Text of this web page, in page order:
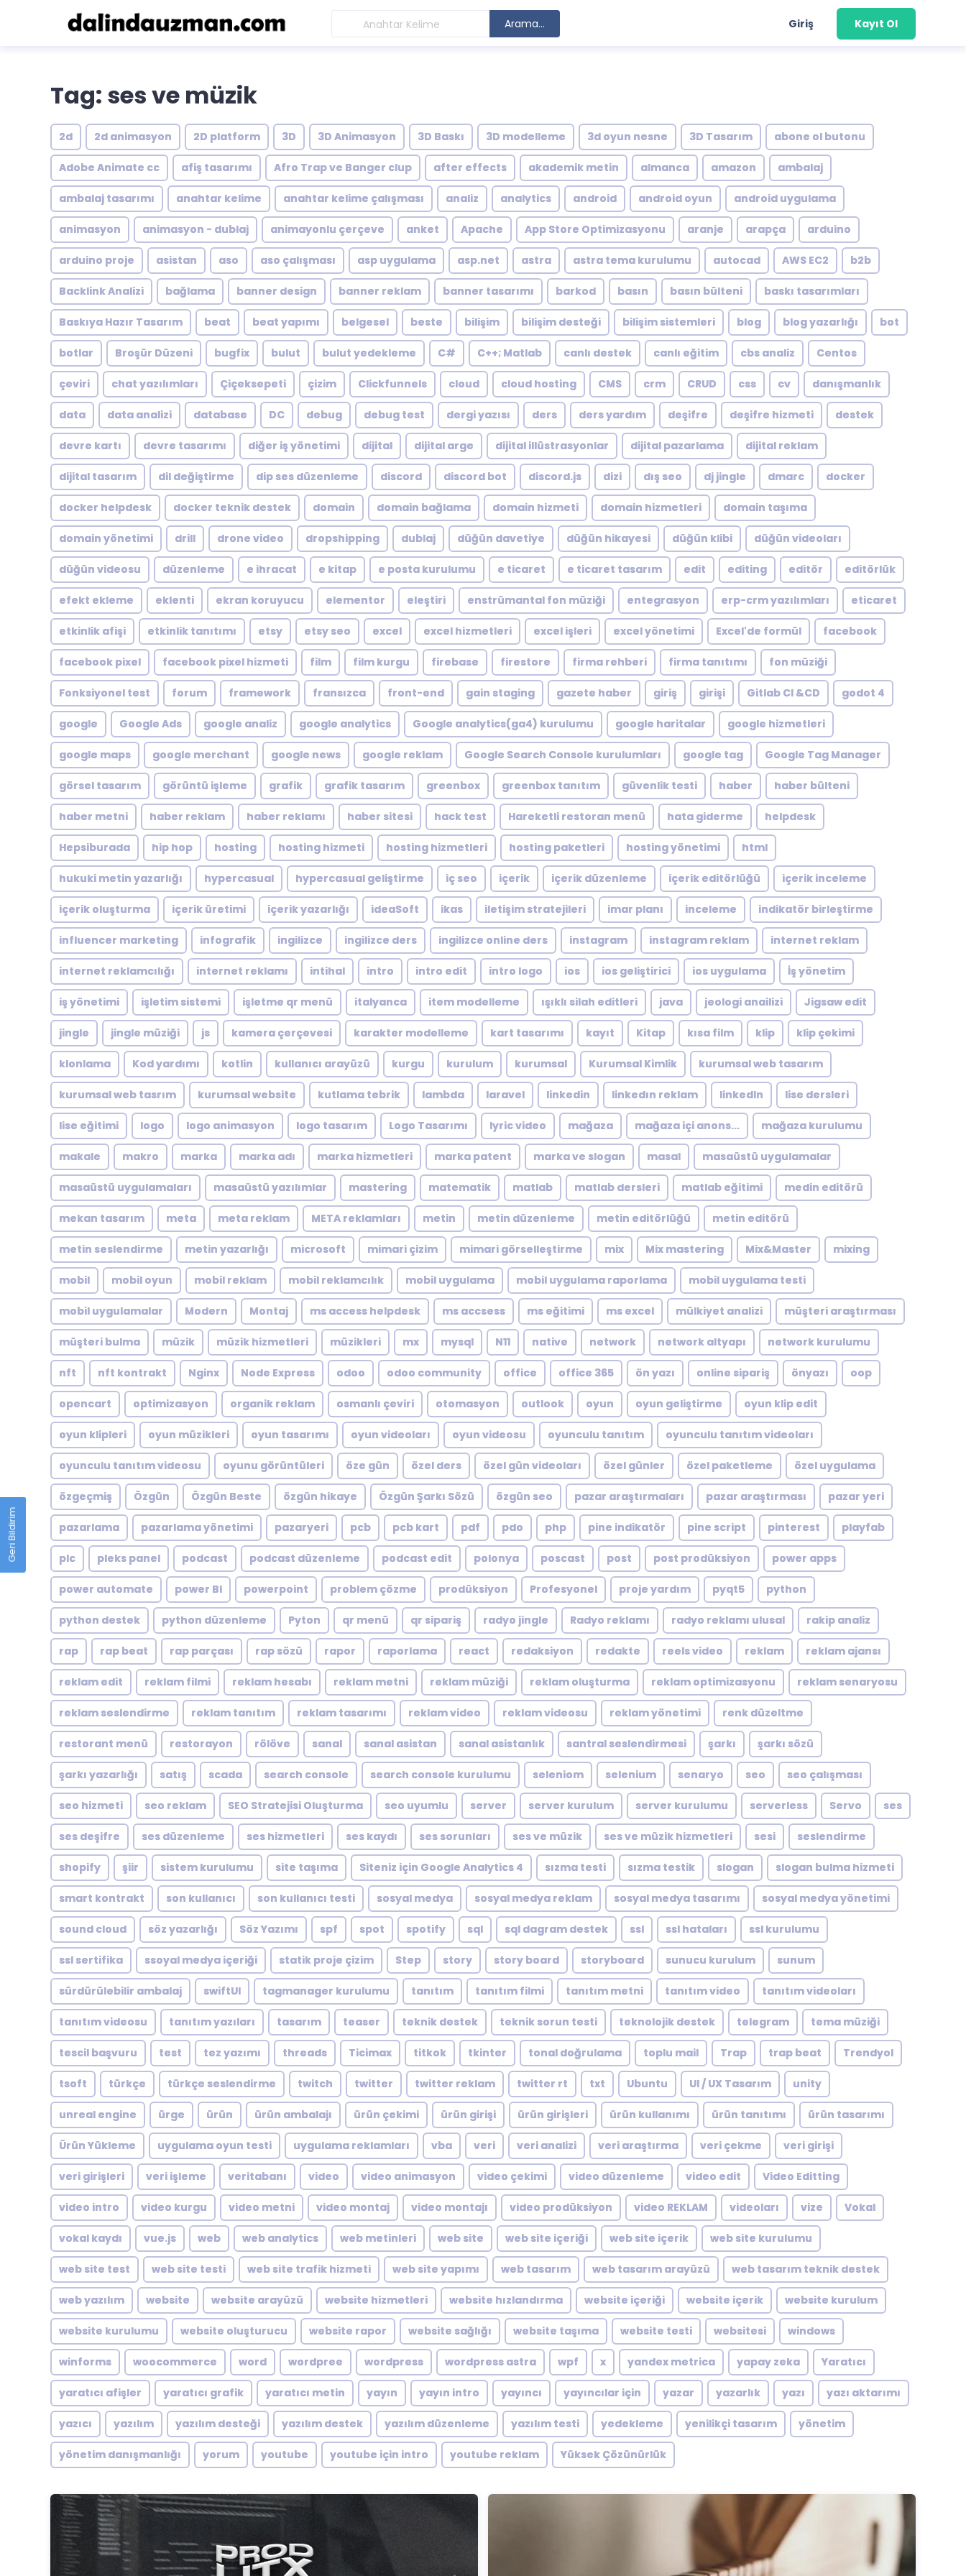
Arama... Giriş Kayıt Ol
Tag: ses ve müzik
2d 2d animasyon 2D platform 3D 3D Animasyon 3D Baskı 3D modelleme 3d oyun nesne 3D Tasarım abone ol butonu
Adobe Animate cc afiş tasarımı Afro Trap ve Banger clup after effects akademik metin almanca amazon ambalaj
ambalaj tasarımı anahtar kelime anahtar kelime çalışması analiz analytics android android oyun android uygulama
animasyon animasyon - dublaj animayonlu çerçeve anket Apache App Store Optimizasyonu aranje arapça arduino
arduino proje asistan aso aso çalışması asp uygulama asp.net astra astra tema kurulumu autocad AWS EC2 b2b
Backlink Analizi bağlama banner design banner reklam banner tasarımı barkod basın basın bülteni baskı tasarımları
Baskıya Hazır Tasarım beat beat yapımı belgesel beste bilişim bilişim desteği bilişim sistemleri blog blog yazarlığı bot
botlar Broşür Düzeni bugfix bulut bulut yedekleme C# C++; Matlab canlı destek canlı eğitim cbs analiz Centos
çeviri chat yazılımları Çiçeksepeti çizim Clickfunnels cloud cloud hosting CMS crm CRUD css cv danışmanlık
data data analizi database DC debug debug test dergi yazısı ders ders yardım deşifre deşifre hizmeti destek
devre kartı devre tasarımı diğer iş yönetimi dijital dijital arge dijital illüstrasyonlar dijital pazarlama dijital reklam
dijital tasarım dil değiştirme dip ses düzenleme discord discord bot discord.js dizi dış seo dj jingle dmarc docker
docker helpdesk docker teknik destek domain domain bağlama domain hizmeti domain hizmetleri domain taşıma
domain yönetimi drill drone video dropshipping dublaj düğün davetiye düğün hikayesi düğün klibi düğün videoları
düğün videosu düzenleme e ihracat e kitap e posta kurulumu e ticaret e ticaret tasarım edit editing editör editörlük
efekt ekleme eklenti ekran koruyucu elementor eleştiri enstrümantal fon müziği entegrasyon erp-crm yazılımları eticaret
etkinlik afişi etkinlik tanıtımı etsy etsy seo excel excel hizmetleri excel işleri excel yönetimi Excel'de formül facebook
facebook pixel facebook pixel hizmeti film film kurgu firebase firestore firma rehberi firma tanıtımı fon müziği
Fonksiyonel test forum framework fransızca front-end gain staging gazete haber giriş girişi Gitlab CI &CD godot 4
google Google Ads google analiz google analytics Google analytics(ga4) kurulumu google haritalar google hizmetleri
google maps google merchant google news google reklam Google Search Console kurulumları google tag Google Tag Manager
görsel tasarım görüntü işleme grafik grafik tasarım greenbox greenbox tanıtım güvenlik testi haber haber bülteni
haber metni haber reklam haber reklamı haber sitesi hack test Hareketli restoran menü hata giderme helpdesk
Hepsiburada hip hop hosting hosting hizmeti hosting hizmetleri hosting paketleri hosting yönetimi html
hukuki metin yazarlığı hypercasual hypercasual geliştirme iç seo içerik içerik düzenleme içerik editörlüğü içerik inceleme
içerik oluşturma içerik üretimi içerik yazarlığı ideaSoft ikas iletişim stratejileri imar planı inceleme indikatör birleştirme
influencer marketing infografik ingilizce ingilizce ders ingilizce online ders instagram instagram reklam internet reklam
internet reklamcılığı internet reklamı intihal intro intro edit intro logo ios ios geliştirici ios uygulama İş yönetim
iş yönetimi işletim sistemi işletme qr menü italyanca item modelleme ışıklı silah editleri java jeologi anailizi Jigsaw edit
jingle jingle müziği js kamera çerçevesi karakter modelleme kart tasarımı kayıt Kitap kısa film klip klip çekimi
klonlama Kod yardımı kotlin kullanıcı arayüzü kurgu kurulum kurumsal Kurumsal Kimlik kurumsal web tasarım
kurumsal web tasrım kurumsal website kutlama tebrik lambda laravel linkedin linkedın reklam linkedln lise dersleri
lise eğitimi logo logo animasyon logo tasarım Logo Tasarımı lyric video mağaza mağaza içi anons... mağaza kurulumu
makale makro marka marka adı marka hizmetleri marka patent marka ve slogan masal masaüstü uygulamalar
masaüstü uygulamaları masaüstü yazılımlar mastering matematik matlab matlab dersleri matlab eğitimi medin editörü
mekan tasarım meta meta reklam META reklamları metin metin düzenleme metin editörlüğü metin editörü
metin seslendirme metin yazarlığı microsoft mimari çizim mimari görselleştirme mix Mix mastering Mix&Master mixing
mobil mobil oyun mobil reklam mobil reklamcılık mobil uygulama mobil uygulama raporlama mobil uygulama testi
mobil uygulamalar Modern Montaj ms access helpdesk ms accsess ms eğitimi ms excel mülkiyet analizi müşteri araştırması
müşteri bulma müzik müzik hizmetleri müzikleri mx mysql N11 native network network altyapı network kurulumu
nft nft kontrakt Nginx Node Express odoo odoo community office office 365 ön yazı online sipariş önyazı oop
opencart optimizasyon organik reklam osmanlı çeviri otomasyon outlook oyun oyun geliştirme oyun klip edit
oyun klipleri oyun müzikleri oyun tasarımı oyun videoları oyun videosu oyunculu tanıtım oyunculu tanıtım videoları
oyunculu tanıtım videosu oyunu görüntüleri öze gün özel ders özel gün videoları özel günler özel paketleme özel uygulama
özgeçmiş Özgün Özgün Beste özgün hikaye Özgün Şarkı Sözü özgün seo pazar araştırmaları pazar araştırması pazar yeri
pazarlama pazarlama yönetimi pazaryeri pcb pcb kart pdf pdo php pine indikatör pine script pinterest playfab
plc pleks panel podcast podcast düzenleme podcast edit polonya poscast post post prodüksiyon power apps
power automate power BI powerpoint problem çözme prodüksiyon Profesyonel proje yardım pyqt5 python
python destek python düzenleme Pyton qr menü qr sipariş radyo jingle Radyo reklamı radyo reklamı ulusal rakip analiz
rap rap beat rap parçası rap sözü rapor raporlama react redaksiyon redakte reels video reklam reklam ajansı
reklam edit reklam filmi reklam hesabı reklam metni reklam müziği reklam oluşturma reklam optimizasyonu reklam senaryosu
reklam seslendirme reklam tanıtım reklam tasarımı reklam video reklam videosu reklam yönetimi renk düzeltme
restorant menü restorayon rölöve sanal sanal asistan sanal asistanlık santral seslendirmesi şarkı şarkı sözü
şarkı yazarlığı satış scada search console search console kurulumu seleniom selenium senaryo seo seo çalışması
seo hizmeti seo reklam SEO Stratejisi Oluşturma seo uyumlu server server kurulum server kurulumu serverless Servo ses
ses deşifre ses düzenleme ses hizmetleri ses kaydı ses sorunları ses ve müzik ses ve müzik hizmetleri sesi seslendirme
shopify şiir sistem kurulumu site taşıma Siteniz için Google Analytics 4 sızma testi sızma testik slogan slogan bulma hizmeti
smart kontrakt son kullanıcı son kullanıcı testi sosyal medya sosyal medya reklam sosyal medya tasarımı sosyal medya yönetimi
sound cloud söz yazarlığı Söz Yazımı spf spot spotify sql sql dagram destek ssl ssl hataları ssl kurulumu
ssl sertifika ssoyal medya içeriği statik proje çizim Step story story board storyboard sunucu kurulum sunum
sürdürülebilir ambalaj swiftUI tagmanager kurulumu tanıtım tanıtım filmi tanıtım metni tanıtım video tanıtım videoları
tanıtım videosu tanıtım yazıları tasarım teaser teknik destek teknik sorun testi teknolojik destek telegram tema müziği
tescil başvuru test tez yazımı threads Ticimax titkok tkinter tonal doğrulama toplu mail Trap trap beat Trendyol
tsoft türkçe türkçe seslendirme twitch twitter twitter reklam twitter rt txt Ubuntu UI / UX Tasarım unity
unreal engine ürge ürün ürün ambalajı ürün çekimi ürün girişi ürün girişleri ürün kullanımı ürün tanıtımı ürün tasarımı
Ürün Yükleme uygulama oyun testi uygulama reklamları vba veri veri analizi veri araştırma veri çekme veri girişi
veri girişleri veri işleme veritabanı video video animasyon video çekimi video düzenleme video edit Video Editting
video intro video kurgu video metni video montaj video montajı video prodüksiyon video REKLAM videoları vize Vokal
vokal kaydı vue.js web web analytics web metinleri web site web site içeriği web site içerik web site kurulumu
web site test web site testi web site trafik hizmeti web site yapımı web tasarım web tasarım arayüzü web tasarım teknik destek
web yazılım website website arayüzü website hizmetleri website hızlandırma website içeriği website içerik website kurulum
website kurulumu website oluşturucu website rapor website sağlığı website taşıma website testi websitesi windows
winforms woocommerce word wordpree wordpress wordpress astra wpf x yandex metrica yapay zeka Yaratıcı
yaratıcı afişler yaratıcı grafik yaratıcı metin yayın yayın intro yayıncı yayıncılar için yazar yazarlık yazı yazı aktarımı
yazıcı yazılım yazılım desteği yazılım destek yazılım düzenleme yazılım testi yedekleme yenilikçi tasarım yönetim
yönetim danışmanlığı yorum youtube youtube için intro youtube reklam Yüksek Çözünürlük
Geri Bildirim